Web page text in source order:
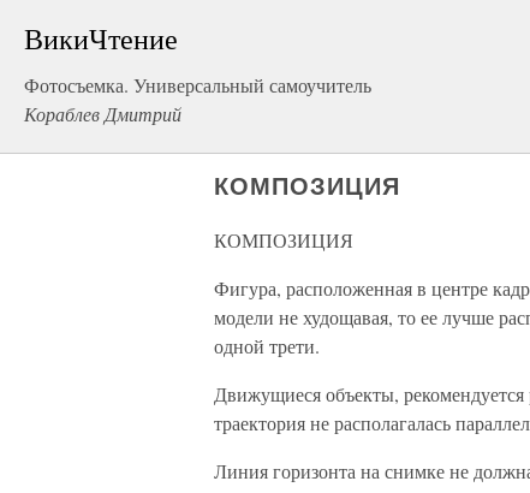
ВикиЧтение
Фотосъемка. Универсальный самоучитель
Кораблев Дмитрий
КОМПОЗИЦИЯ
КОМПОЗИЦИЯ
Фигура, расположенная в центре
модели не худощавая, то ее лучше
одной трети.
Движущиеся объекты,
траектория не располагалась
Линия горизонта на снимке не